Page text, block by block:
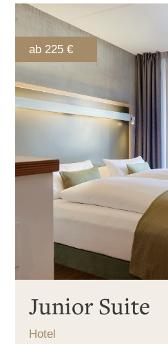
ab 225 €
Junior Suite
Hotel